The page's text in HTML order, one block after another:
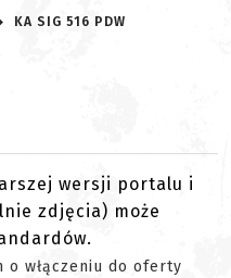
KA SIG 516 PDW
wersji portalu i
zdjęcia) może
o włączeniu do oferty